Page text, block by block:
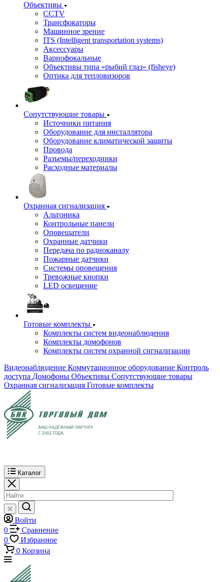
Объективы
CCTV
Трансфокаторы
Машинное зрение
ITS (Intelligent transportation systems)
Аксессуары
Вариофокальные
Объективы типа «рыбий глаз» (fisheye)
Оптика для тепловизоров
Сопутствующие товары
Источники питания
Оборудование для инсталлятора
Оборудование климатической защиты
Провода
Разъемы/переходники
Расходные материалы
Охранная сигнализация
Альтоника
Контрольные панели
Оповещатели
Охранные датчики
Передача по радиоканалу
Пожарные датчики
Системы оповещения
Тревожные кнопки
LED освещение
Готовые комплекты
Комплекты систем видеонаблюдения
Комплекты домофонов
Комплекты систем охранной сигнализации
Видеонаблюдение Коммутационное оборудование Контроль
доступа Домофоны Объективы Сопутствующие товары
Охранная сигнализация Готовые комплекты
Каталог
Войти
0
Сравнение
0
Избранное
0 Корзина